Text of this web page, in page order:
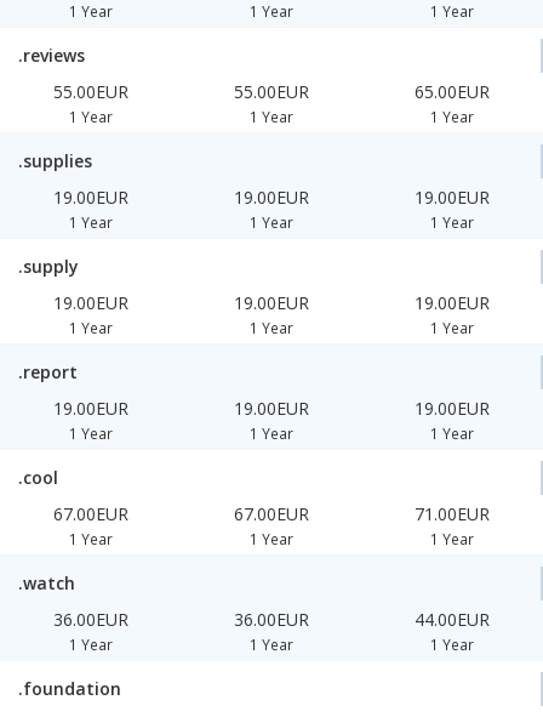
1 Year 1 Year 1 Year
.reviews
55.00EUR
1 Year
55.00EUR
1 Year
65.00EUR
1 Year
.supplies
19.00EUR
1 Year
19.00EUR
1 Year
19.00EUR
1 Year
.supply
19.00EUR
1 Year
19.00EUR
1 Year
19.00EUR
1 Year
.report
19.00EUR
1 Year
19.00EUR
1 Year
19.00EUR
1 Year
.cool
67.00EUR
1 Year
67.00EUR
1 Year
71.00EUR
1 Year
.watch
36.00EUR
1 Year
36.00EUR
1 Year
44.00EUR
1 Year
.foundation